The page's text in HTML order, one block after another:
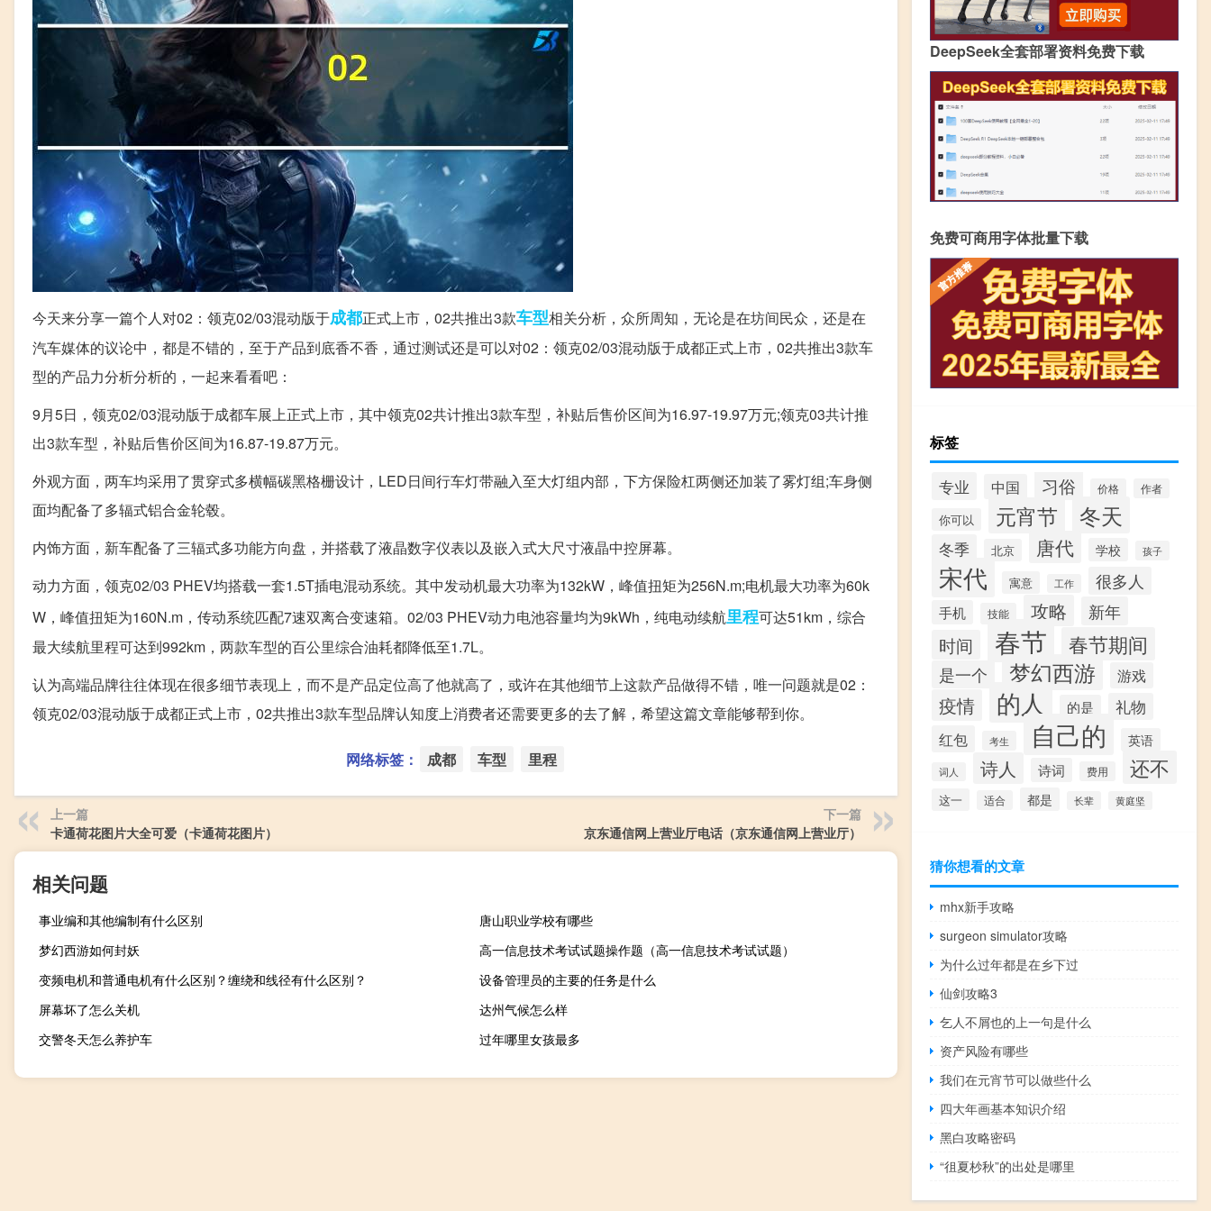
今天来分享一篇个人对02：领克02/03混动版于成都正式上市，02共推出3款车型相关分析，众所周知，无论是在坊间民众，还是在
汽车媒体的议论中，都是不错的，至于产品到底香不香，通过测试还是可以对02：领克02/03混动版于成都正式上市，02共推出3款车
型的产品力分析分析的，一起来看看吧：
9月5日，领克02/03混动版于成都车展上正式上市，其中领克02共计推出3款车型，补贴后售价区间为16.97-19.97万元;领克03共计推
出3款车型，补贴后售价区间为16.87-19.87万元。
外观方面，两车均采用了贯穿式多横幅碳黑格栅设计，LED日间行车灯带融入至大灯组内部，下方保险杠两侧还加装了雾灯组;车身侧
面均配备了多辐式铝合金轮毂。
内饰方面，新车配备了三辐式多功能方向盘，并搭载了液晶数字仪表以及嵌入式大尺寸液晶中控屏幕。
动力方面，领克02/03 PHEV均搭载一套1.5T插电混动系统。其中发动机最大功率为132kW，峰值扭矩为256N.m;电机最大功率为60k
W，峰值扭矩为160N.m，传动系统匹配7速双离合变速箱。02/03 PHEV动力电池容量均为9kWh，纯电动续航里程可达51km，综合
最大续航里程可达到992km，两款车型的百公里综合油耗都降低至1.7L。
认为高端品牌往往体现在很多细节表现上，而不是产品定位高了他就高了，或许在其他细节上这款产品做得不错，唯一问题就是02：
领克02/03混动版于成都正式上市，02共推出3款车型品牌认知度上消费者还需要更多的去了解，希望这篇文章能够帮到你。
网络标签： 成都 车型 里程
上一篇
卡通荷花图片大全可爱（卡通荷花图片）
下一篇
京东通信网上营业厅电话（京东通信网上营业厅）
相关问题
事业编和其他编制有什么区别
唐山职业学校有哪些
梦幻西游如何封妖
高一信息技术考试试题操作题（高一信息技术考试试题）
变频电机和普通电机有什么区别？缠绕和线径有什么区别？
设备管理员的主要的任务是什么
屏幕坏了怎么关机
达州气候怎么样
交警冬天怎么养护车
过年哪里女孩最多
DeepSeek全套部署资料免费下载
免费可商用字体批量下载
标签
专业 中国 习俗 价格 作者
你可以 元宵节 冬天
冬季 北京 唐代 学校 孩子
宋代 寓意 工作 很多人
手机 技能 攻略 新年
时间 春节 春节期间
是一个 梦幻西游 游戏
疫情 的人 的是
礼物
红包
考生 自己的 英语
词人 诗人 诗词 费用 还不
这一 适合 都是 长辈 黄庭坚
猜你想看的文章
mhx新手攻略
surgeon simulator攻略
为什么过年都是在乡下过
仙剑攻略3
乞人不屑也的上一句是什么
资产风险有哪些
我们在元宵节可以做些什么
四大年画基本知识介绍
黑白攻略密码
“徂夏杪秋”的出处是哪里